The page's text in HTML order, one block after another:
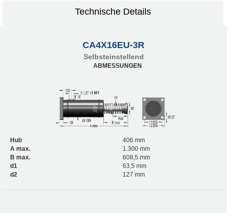
Technische Details
CA4X16EU-3R
Selbsteinstellend
ABMESSUNGEN
Hub
406 mm
A max.
1.300 mm
B max.
608,5 mm
d1
63,5 mm
d2
127 mm